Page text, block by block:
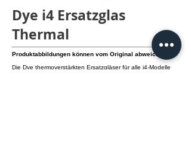
Dye i4 Ersatzglas
Thermal
Produktabbildungen können vom Original abweichen.
Die Dye thermoverstärkten Ersatzgläser für alle i4-Modelle